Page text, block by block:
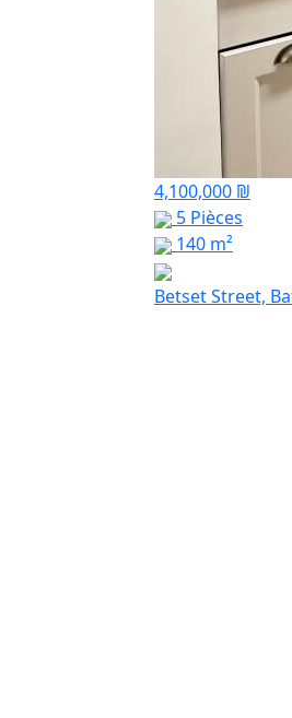
4,100,000 ₪
5 Pièces
140 m²
Betset Street,